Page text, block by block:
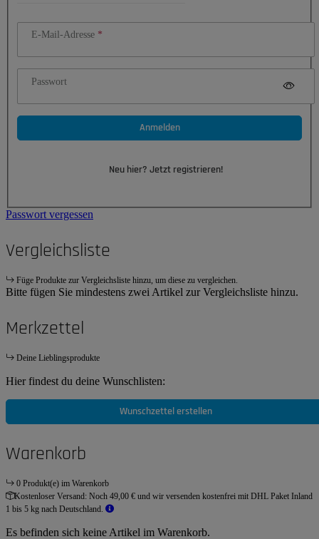
E-Mail-Adresse
Passwort
Anmelden
Neu hier? Jetzt registrieren!
Passwort vergessen
Vergleichsliste
Füge Produkte zur Vergleichsliste hinzu, um diese zu vergleichen.
Bitte fügen Sie mindestens zwei Artikel zur Vergleichsliste hinzu.
Merkzettel
Deine Lieblingsprodukte
Hier findest du deine Wunschlisten:
Wunschzettel erstellen
Warenkorb
0 Produkt(e) im Warenkorb
Kostenloser Versand: Noch 49,00 € und wir versenden kostenfrei mit DHL Paket Inland
1 bis 5 kg nach Deutschland.
Es befinden sich keine Artikel im Warenkorb.